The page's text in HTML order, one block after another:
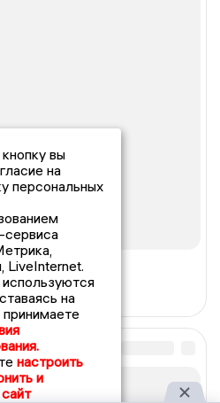
вы
на
персональных
сервиса
LiveInternet.
на
настроить
и